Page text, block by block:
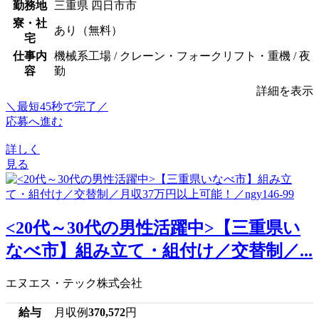
勤務地
三重県 四日市市
寮・社
宅
あり（無料）
仕事内
容
機械系工場 / クレーン・フォークリフト・重機 / 夜
勤
詳細を表示
＼最短45秒で完了／
応募へ進む
詳しく
見る
<20代～30代の男性活躍中>【三重県い
なべ市】組み立て・組付け／交替制／...
エヌエス・テック株式会社
給与 月収例370,572円